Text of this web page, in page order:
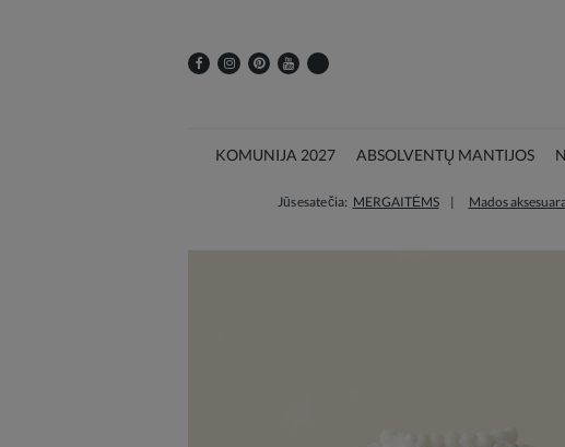
KOMUNIJA 2027 ABSOLVENTŲ MANTIJOS
Jūs esate čia: MERGAITĖMS Mados